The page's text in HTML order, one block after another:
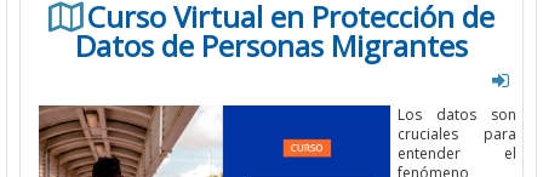
Curso Virtual en Protección de
Datos de Personas Migrantes
Los datos son
cruciales para
entender el